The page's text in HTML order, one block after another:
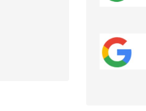
Shorts/xiaohongshu.html